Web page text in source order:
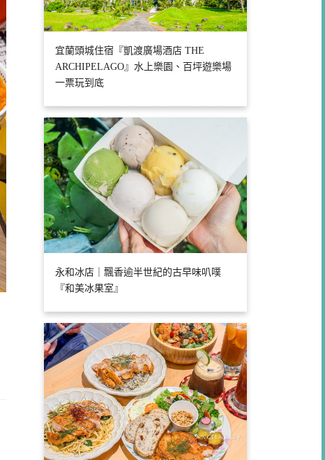
宜蘭頭城住宿『凱渡廣場酒店 THE
ARCHIPELAGO』水上樂園、百坪遊樂場
一票玩到底
永和冰店｜飄香逾半世紀的古早味叭噗
『和美冰果室』